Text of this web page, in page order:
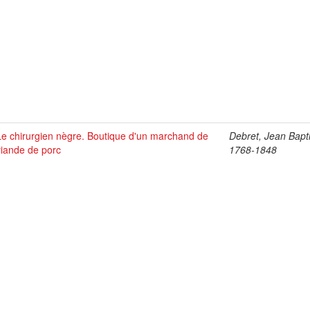
chirurgien nègre. Boutique d'un marchand de
de porc
Debret, Jean
1768-1848